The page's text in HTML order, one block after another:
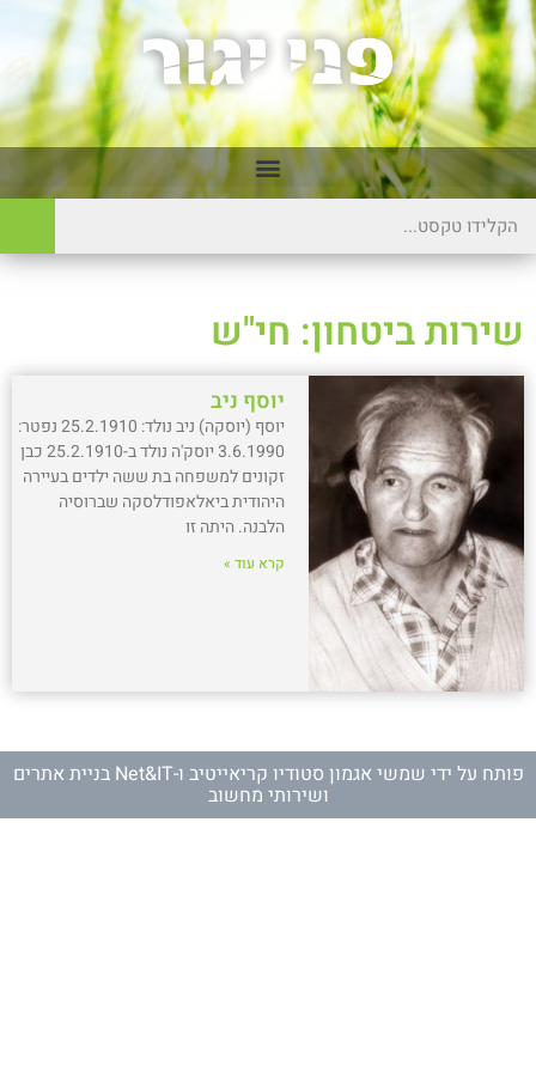
שירות ביטחון: חי"ש
יוסף ניב
יוסף (יוסקה) ניב נולד: 25.2.1910 נפטר:
3.6.1990 יוסק'ה נולד ב-25.2.1910 כבן
זקונים למשפחה בת ששה ילדים בעיירה
היהודית ביאלאפודלסקה שברוסיה
הלבנה. היתה זו
קרא עוד »
פותח על ידי שמשי אגמון סטודיו קריאייטיב ו- Net&IT בניית אתרים
ושירותי מחשוב